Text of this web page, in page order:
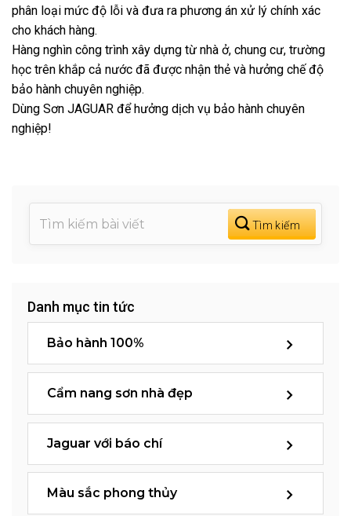
phân loại mức độ lỗi và đưa ra phương án xử lý chính xác
cho khách hàng.
Hàng nghìn công trình xây dựng từ nhà ở, chung cư, trường
học trên khắp cả nước đã được nhận thẻ và hưởng chế độ
bảo hành chuyên nghiệp.
Dùng Sơn JAGUAR để hưởng dịch vụ bảo hành chuyên
nghiệp!
Danh mục tin tức
Bảo hành 100%
Cẩm nang sơn nhà đẹp
Jaguar với báo chí
Màu sắc phong thủy